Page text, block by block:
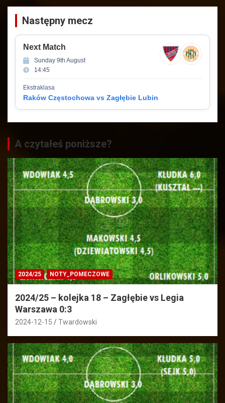
Następny mecz
Next Match
Sunday 9th August
14:45
Ekstraklasa
Raków Częstochowa vs Zagłębie Lubin
A czytałeś poniższe?
2024/25 NOTY_POMECZOWE
2024/25 – kolejka 18 – Zagłębie vs Legia
Warszawa 0:3
2024-12-15 Twardowski